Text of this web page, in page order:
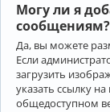
Могу ли я
сообщениям?
Да, вы можете
Если
загрузить
указать ссылку
общедоступном